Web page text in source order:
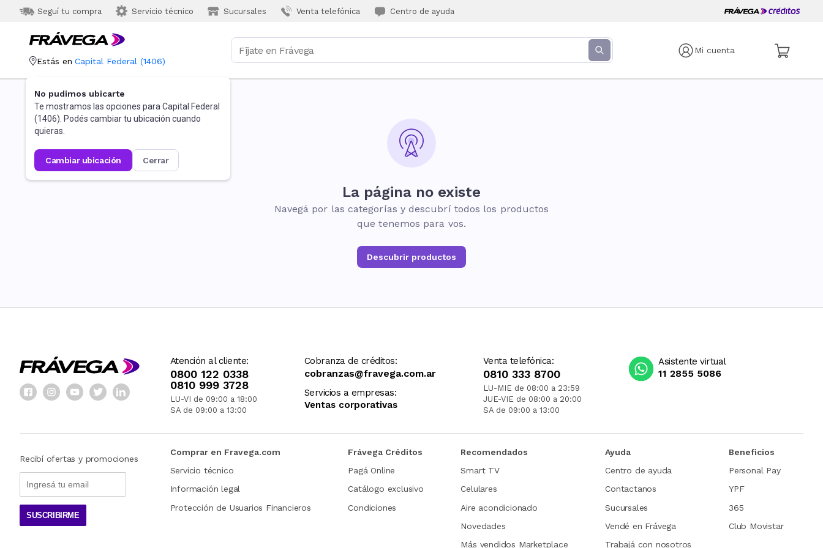
Seguí tu compra Servicio técnico Sucursales Venta telefónica Centro de ayuda
Mi cuenta
Estás en Capital Federal (1406)
No pudimos ubicarte
Te mostramos las opciones para Capital Federal
(1406). Podés cambiar tu ubicación cuando
quieras.
cambiar ubicación cerrar
La página no existe
Navegá por las categorías y descubrí todos los productos
que tenemos para vos.
Descubrir productos
Atención al cliente:
0800 122 0338
0810 999 3728
LU-VI de 09:00 a 18:00
SA de 09:00 a 13:00
Cobranza de créditos:
cobranzas@fravega.com.ar
Servicios a empresas:
Ventas corporativas
Venta telefónica:
0810 333 8700
LU-MIE de 08:00 a 23:59
JUE-VIE de 08:00 a 20:00
SA de 09:00 a 13:00
Asistente virtual
11 2855 5086
Recibí ofertas y promociones
SUSCRIBIRME
Comprar en Fravega.com
Servicio técnico
Información legal
Protección de Usuarios Financieros
Frávega Créditos
Pagá Online
Catálogo exclusivo
Condiciones
Recomendados
Smart TV
Celulares
Aire acondicionado
Novedades
Más vendidos Marketplace
Ayuda
Centro de ayuda
Contactanos
Sucursales
Vendé en Frávega
Trabajá con nosotros
Beneficios
Personal Pay
YPF
365
Club Movistar